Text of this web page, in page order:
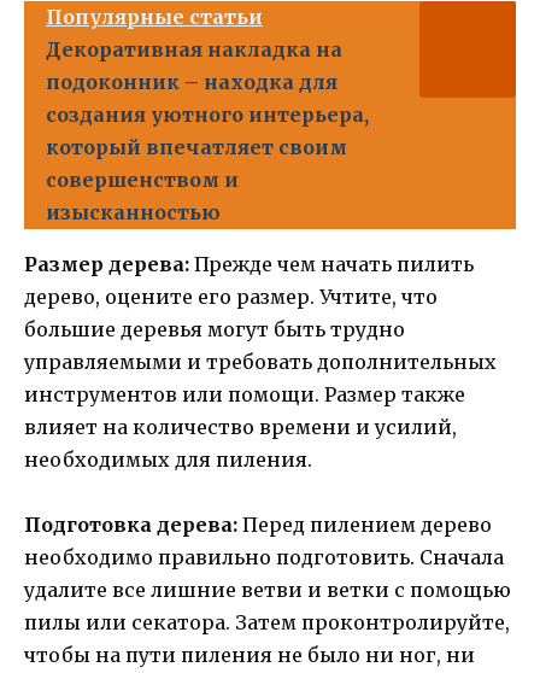
Популярные статьи
Декоративная накладка на
подоконник – находка для
создания уютного интерьера,
который впечатляет своим
совершенством и
изысканностью
Размер дерева: Прежде чем начать пилить
дерево, оцените его размер. Учтите, что
большие деревья могут быть трудно
управляемыми и требовать дополнительных
инструментов или помощи. Размер также
влияет на количество времени и усилий,
необходимых для пиления.
Подготовка дерева: Перед пилением дерево
необходимо правильно подготовить. Сначала
удалите все лишние ветви и ветки с помощью
пилы или секатора. Затем проконтролируйте,
чтобы на пути пиления не было ни ног, ни